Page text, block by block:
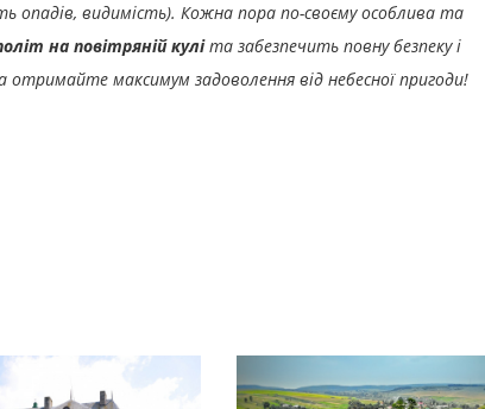
опадів, видимість). Кожна пора по-своєму особлива та
на повітряній куліта забезпечить повну безпеку і
максимум задоволення від небесної пригоди!